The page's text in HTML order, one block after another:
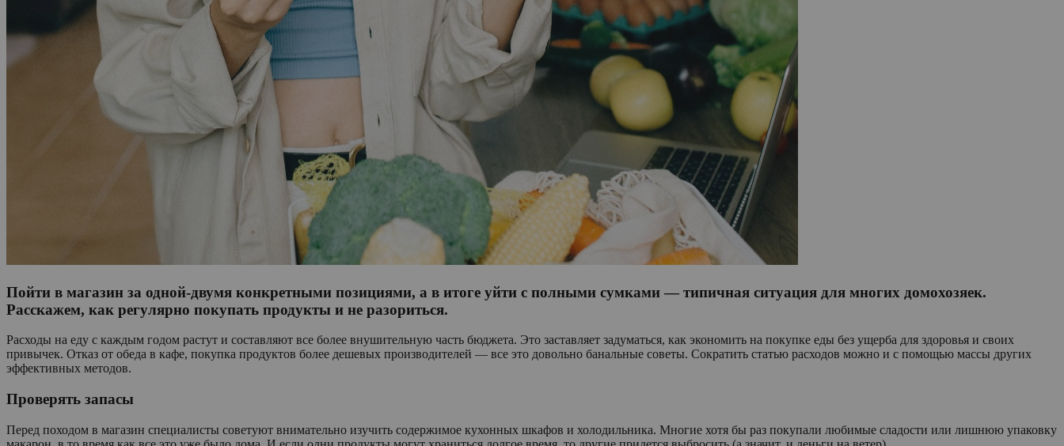
Пойти в магазин за одной-двумя конкретными позициями, а в итоге уйти с полными сумками — типичная ситуация для многих домохозяек.
Расскажем, как регулярно покупать продукты и не разориться.
Расходы на еду с каждым годом растут и составляют все более внушительную часть бюджета. Это заставляет задуматься, как экономить на покупке еды без ущерба для здоровья и своих
привычек. Отказ от обеда в кафе, покупка продуктов более дешевых производителей — все это довольно банальные советы. Сократить статью расходов можно и с помощью массы других
эффективных методов.
Проверять запасы
Перед походом в магазин специалисты советуют внимательно изучить содержимое кухонных шкафов и холодильника. Многие хотя бы раз покупали любимые сладости или лишнюю упаковку